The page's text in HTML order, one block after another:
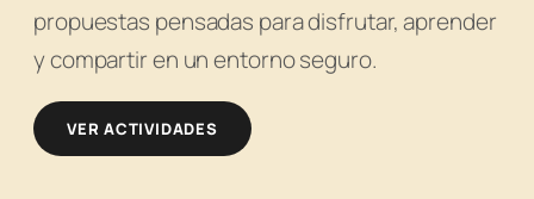
propuestas pensadas para disfrutar, aprender
y compartir en un entorno seguro.
VER ACTIVIDADES